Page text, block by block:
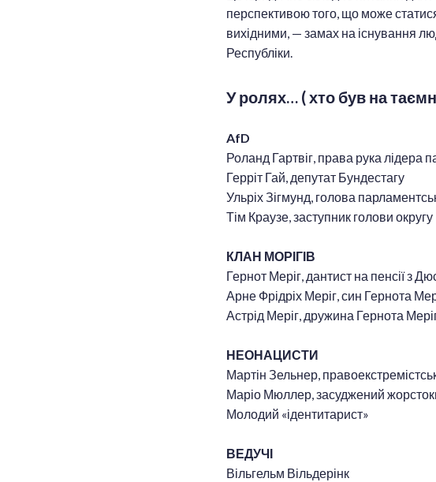
перспективою того, що може
вихідними, — замах на існування
Республіки.
У ролях… ( хто був на
AfD
Роланд Гартвіг, права рука лідера
Герріт Гай, депутат Бундестагу
Ульріх Зігмунд, голова
Тім Краузе, заступник голови
КЛАН МОРІГІВ
Гернот Меріг, дантист на пенсії з
Арне Фрідріх Меріг, син Гернота
Астрід Меріг, дружина Гернота
НЕОНАЦИСТИ
Мартін Зельнер,
Маріо Мюллер, засуджений
Молодий «ідентитарист»
ВЕДУЧІ
Вільгельм Вільдерінк